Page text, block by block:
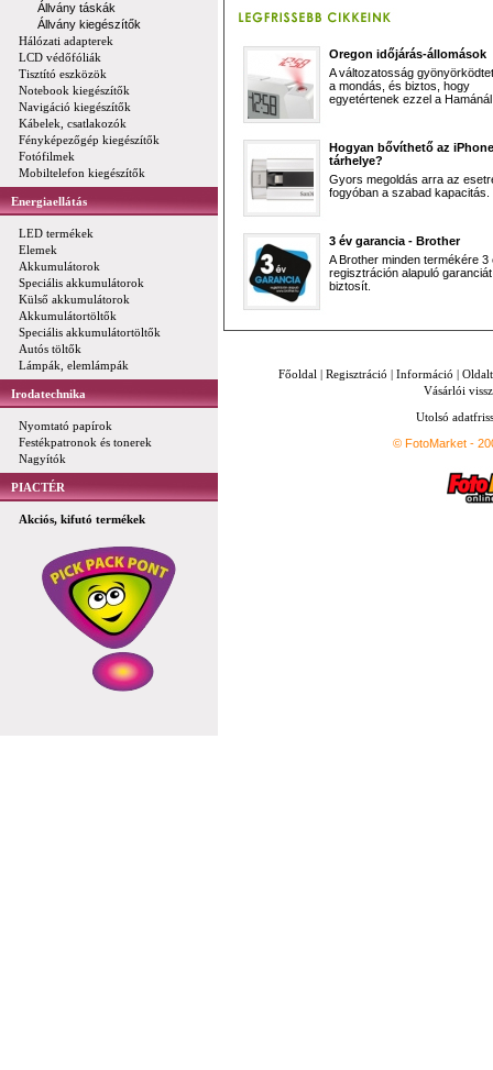
Állvány táskák
Állvány kiegészítők
Hálózati adapterek
LCD védőfóliák
Tisztító eszközök
Notebook kiegészítők
Navigáció kiegészítők
Kábelek, csatlakozók
Fényképezőgép kiegészítők
Fotófilmek
Mobiltelefon kiegészítők
Energiaellátás
LED termékek
Elemek
Akkumulátorok
Speciális akkumulátorok
Külső akkumulátorok
Akkumulátortöltők
Speciális akkumulátortöltők
Autós töltők
Lámpák, elemlámpák
Irodatechnika
Nyomtató papírok
Festékpatronok és tonerek
Nagyítók
PIACTÉR
Akciós, kifutó termékek
Oregon időjárás-állomások
A változatosság
a mondás, és biztos, hogy
egyetértenek ezzel a
Hogyan bővíthető az iPhone
tárhelye?
Gyors megoldás arra az
fogyóban a szabad kapacitás.
3 év garancia - Brother
A Brother minden termékére 3
regisztráción alapuló garanciát
biztosít.
Főoldal | Regisztráció | Információ |
Vásárlói
Utolsó
© FotoMarket -